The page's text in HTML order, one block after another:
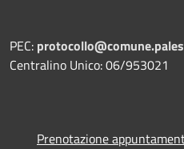
PEC:
Centralino Unico: 06/953021
Prenotazione